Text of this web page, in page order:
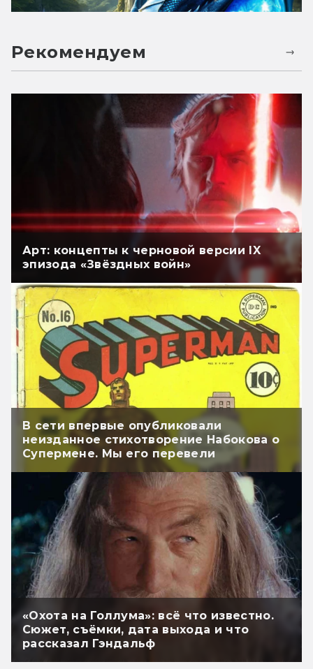
Рекомендуем
Арт: концепты к черновой версии IX
эпизода «Звёздных войн»
В сети впервые опубликовали
неизданное стихотворение Набокова о
Супермене. Мы его перевели
«Охота на Голлума»: всё что известно.
Сюжет, съёмки, дата выхода и что
рассказал Гэндальф